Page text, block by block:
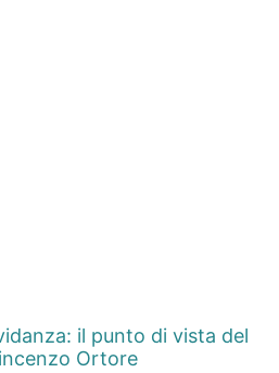
il punto di vista del
Ortore